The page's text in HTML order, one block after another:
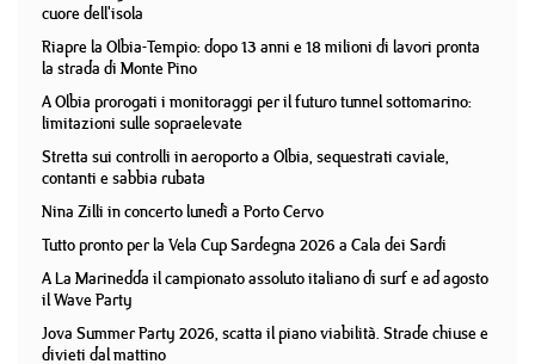
cuore dell'isola
Riapre la Olbia-Tempio: dopo 13 anni e 18 milioni di lavori pronta
la strada di Monte Pino
A Olbia prorogati i monitoraggi per il futuro tunnel sottomarino:
limitazioni sulle sopraelevate
Stretta sui controlli in aeroporto a Olbia, sequestrati caviale,
contanti e sabbia rubata
Nina Zilli in concerto lunedì a Porto Cervo
Tutto pronto per la Vela Cup Sardegna 2026 a Cala dei Sardi
A La Marinedda il campionato assoluto italiano di surf e ad agosto
il Wave Party
Jova Summer Party 2026, scatta il piano viabilità. Strade chiuse e
divieti dal mattino